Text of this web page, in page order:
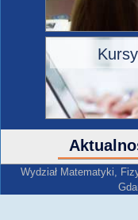
Wydział Matematyki,